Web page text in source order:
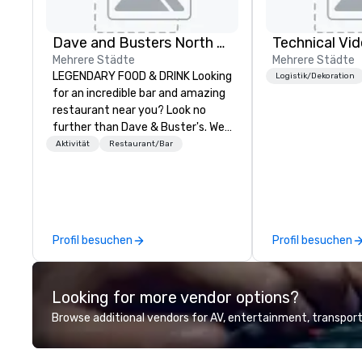
Dave and Busters North east
Mehrere Städte
LEGENDARY FOOD & DRINK Looking
for an incredible bar and amazing
restaurant near you? Look no
further than Dave & Buster's. We
have amazing games and award-
Aktivität Restaurant/Bar
Profil besuchen
Technical
Mehrere Städte
Logistik/Dekoration
Profil besuchen
Looking for more vendor options?
Browse additional vendors for AV, entertainment,